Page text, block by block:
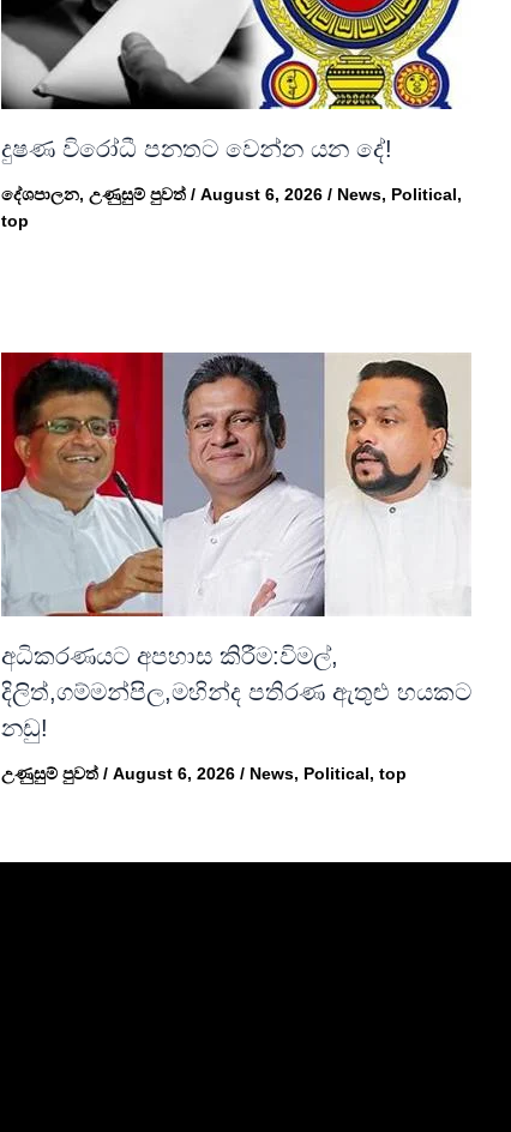
දුෂණ විරෝධී පනතට වෙන්න යන දේ!
දේශපාලන,උණුසුම් පුවත් /August 6, 2026/ News, Political,
top
අධිකරණයට අපහාස කිරීම:විමල්,
දිලිත්,ගම්මන්පිල,මහින්ද පතිරණ ඇතුළු හයකට
නඩු!
උණුසුම් පුවත් /August 6, 2026/ News, Political,top